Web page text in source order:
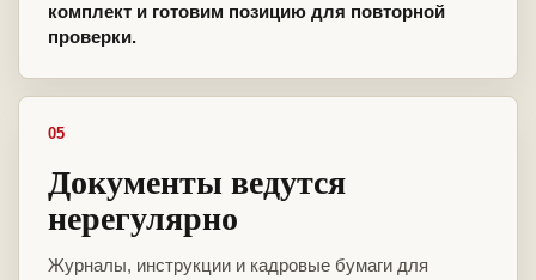
комплект и готовим позицию для повторной
проверки.
05
Документы ведутся
нерегулярно
Журналы, инструкции и кадровые бумаги для